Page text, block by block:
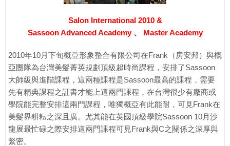
Salon International 2010 &
Sassoon Advanced Academy 、 Master Academy
2010年10月下旬概亞形象整合有限公司在Frank（房安邦）與概
亞團隊為台灣美髮菁英規劃頂級超時尚課程，安排了Sassoon
大師級與進階課程，這兩種課程是Sassoon最高的課程，需要
先有精典課程之証書才能上這兩門課程，在台灣很少有廠商或
學院能完整安排這兩門課程，唯獨概亞有此能耐，可見Frank在
美髮界耕耘之深且廣。尤其能在英國頂級學院Sassoon 10月沙
龍展最忙碌之際安排這兩門課程可見Frank與C之關係之深厚與
緊密。